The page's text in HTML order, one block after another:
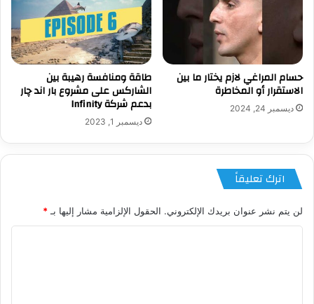
حسام المراغي لازم يختار ما بين
الاستقرار أو المخاطرة
ديسمبر 24, 2024
طاقة ومنافسة رهيبة بين
الشاركس على مشروع بار اند چار
بدعم شركة Infinity
ديسمبر 1, 2023
اترك تعليقاً
لن يتم نشر عنوان بريدك الإلكتروني. الحقول الإلزامية مشار إليها بـ *